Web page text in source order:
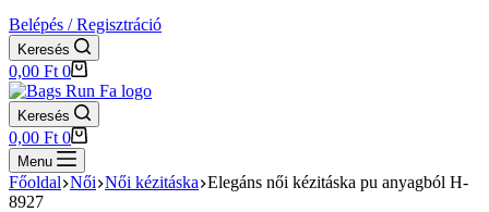
Belépés / Regisztráció
Keresés
Shopping
cart
0,00 Ft 0
Keresés
Shopping
cart
0,00 Ft 0
Menu
Főoldal Női Női kézitáska Elegáns női kézitáska pu anyagból H-
8927